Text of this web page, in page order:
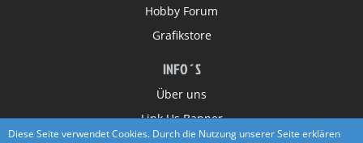
Hobby Forum
Grafikstore
INFO´S
Über uns
Link Us Banner
Diese Seite verwendet Cookies. Durch die Nutzung unserer Seite erklären